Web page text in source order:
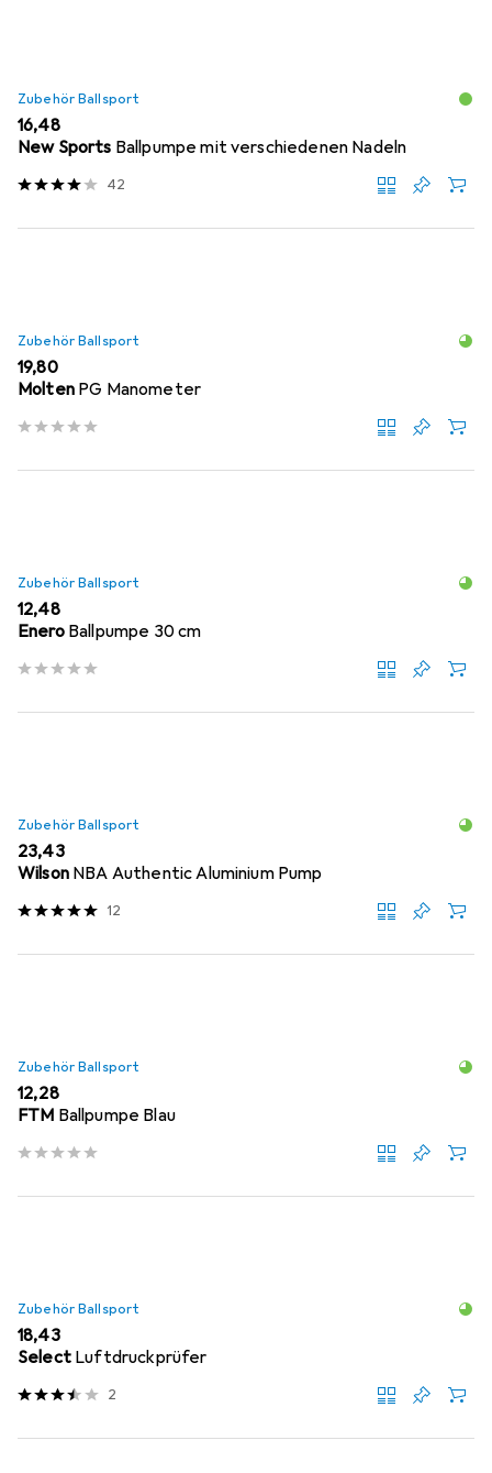
Zubehör Ballsport
EUR
16,48
New Sports Ballpumpe mit verschiedenen Nadeln
42
Zubehör Ballsport
EUR
19,80
Molten PG Manometer
Zubehör Ballsport
EUR
12,48
Enero Ballpumpe 30 cm
Zubehör Ballsport
EUR
23,43
Wilson NBA Authentic Aluminium Pump
12
Zubehör Ballsport
EUR
12,28
FTM Ballpumpe Blau
Zubehör Ballsport
EUR
18,43
Select Luftdruckprüfer
2